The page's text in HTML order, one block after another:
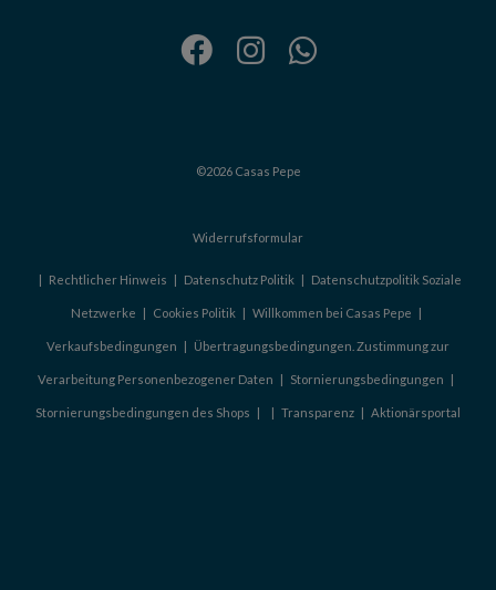
©2026 Casas Pepe
Widerrufsformular
| Rechtlicher Hinweis | Datenschutz Politik | Datenschutzpolitik Soziale
Netzwerke | Cookies Politik| Willkommen bei Casas Pepe |
Verkaufsbedingungen | Übertragungsbedingungen. Zustimmung zur
Verarbeitung Personenbezogener Daten | Stornierungsbedingungen |
Stornierungsbedingungen des Shops | | Transparenz | Aktionärsportal